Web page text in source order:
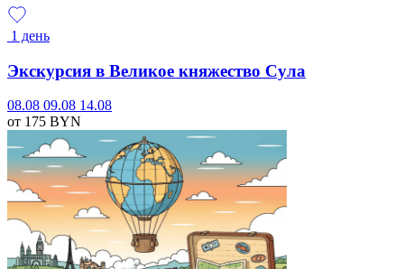
1 день
Экскурсия в Великое княжество Сула
08.08 09.08 14.08
от 175 BYN